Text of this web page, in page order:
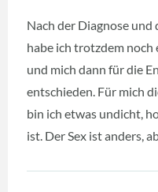
Nach der Diagnose
habe ich trotzdem
und mich dann für die
entschieden. Für mich
bin ich etwas undicht,
ist. Der Sex ist anders,